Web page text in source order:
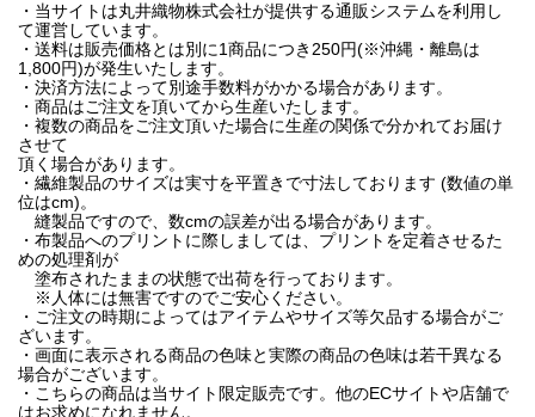
・当サイトは丸井織物株式会社が提供する通販システムを利用し
て運営しています。
・送料は販売価格とは別に1商品につき250円(※沖縄・離島は
1,800円)が発生いたします。
・決済方法によって別途手数料がかかる場合があります。
・商品はご注文を頂いてから生産いたします。
・複数の商品をご注文頂いた場合に生産の関係で分かれてお届け
させて
頂く場合があります。
・繊維製品のサイズは実寸を平置きで寸法しております (数値の単
位はcm)。
縫製品ですので、数cmの誤差が出る場合があります。
・布製品へのプリントに際しましては、プリントを定着させるた
めの処理剤が
塗布されたままの状態で出荷を行っております。
※人体には無害ですのでご安心ください。
・ご注文の時期によってはアイテムやサイズ等欠品する場合がご
ざいます。
・画面に表示される商品の色味と実際の商品の色味は若干異なる
場合がございます。
・こちらの商品は当サイト限定販売です。他のECサイトや店舗で
はお求めになれません。